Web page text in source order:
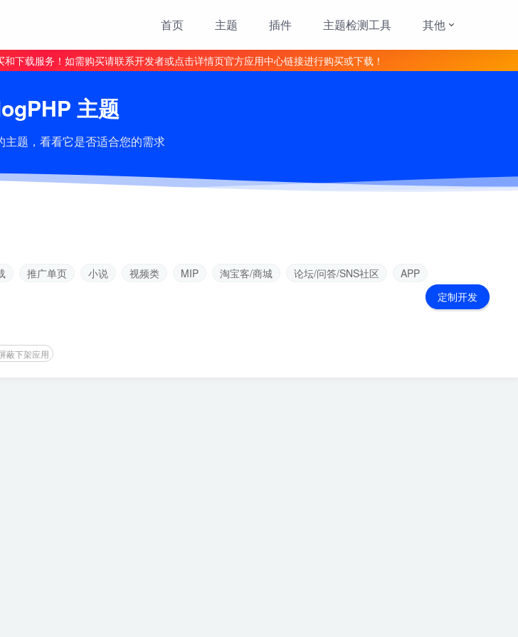
首页 主题 插件 主题检测工具 其他
下载服务！如需购买请联系开发者或点击详情页官方应用中心链接进行购买或下载！
主题
主题，看看它是否适合您的需求
推广单页 小说 视频类 MIP 淘宝客/商城 论坛/问答/SNS社区
APP
屏蔽下架应用
定制开发